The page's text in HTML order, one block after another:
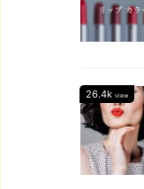
26.4k view